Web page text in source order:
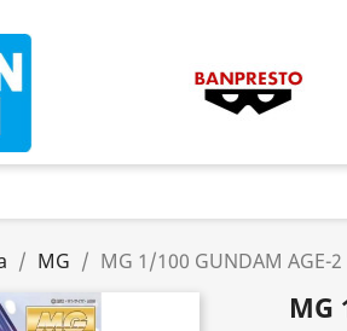
MG MG 1/100 GUNDAM AGE-
MG